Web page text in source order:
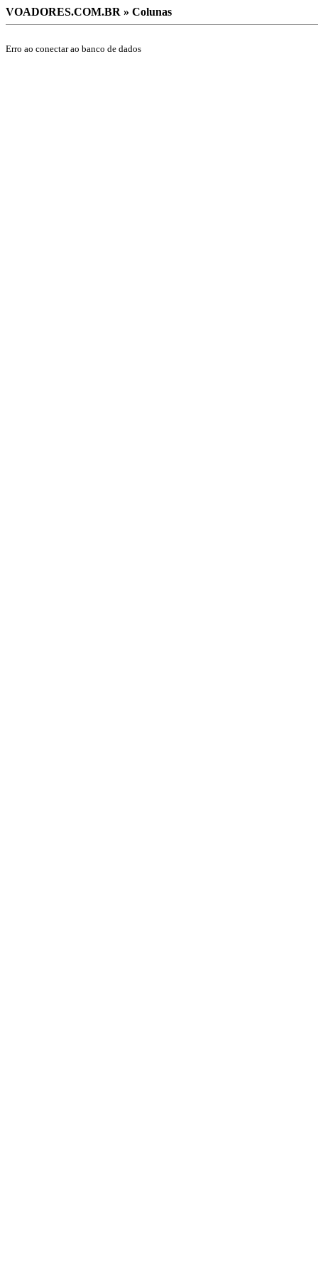
VOADORES.COM.BR » Colunas
Erro ao conectar ao banco de dados